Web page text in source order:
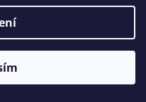
nebezpečí změny
2 občanského